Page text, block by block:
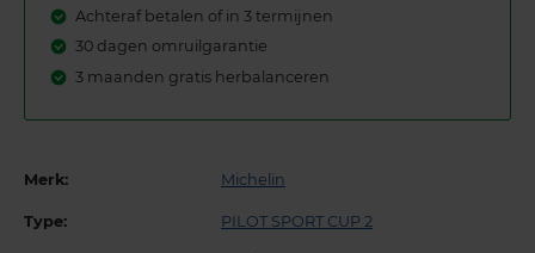
Achteraf betalen of in 3 termijnen
30 dagen omruilgarantie
3 maanden gratis herbalanceren
Merk: Michelin
Type: PILOT SPORT CUP 2